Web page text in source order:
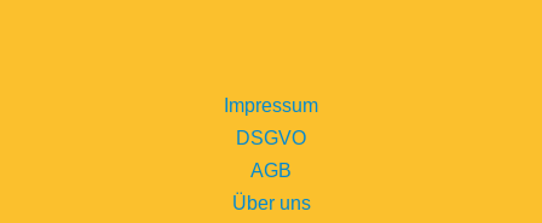
Impressum
DSGVO
AGB
Über uns